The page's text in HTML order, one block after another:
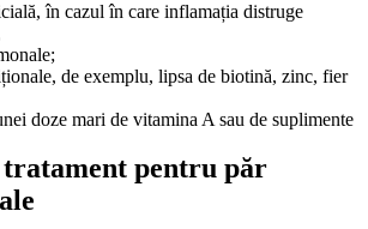
în cazul în care inflamația distruge
de exemplu, lipsa de biotină, zinc, fier
doze mari de vitamina A sau de suplimente
tratament pentru păr